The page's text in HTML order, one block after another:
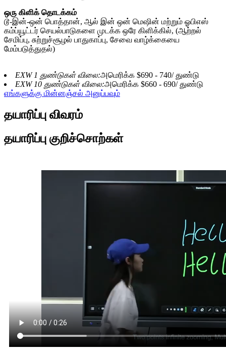
ஒரு கிளிக் தொடக்கம்
டூ-இன்-ஒன் பொத்தான், ஆல் இன் ஒன் மெஷின் மற்றும் ஓபிஎஸ்
கம்ப்யூட்டர் செயல்பாடுகளை முடக்க ஒரே கிளிக்கில், (ஆற்றல்
சேமிப்பு, சுற்றுச்சூழல் பாதுகாப்பு, சேவை வாழ்க்கையை
மேம்படுத்துதல்)
EXW 1 துண்டுகள் விலை:அமெரிக்க $690 - 740/ துண்டு
EXW 10 துண்டுகள் விலை:அமெரிக்க $660 - 690/ துண்டு
எங்களுக்கு மின்னஞ்சல் அனுப்பவும்
தயாரிப்பு விவரம்
தயாரிப்பு குறிச்சொற்கள்